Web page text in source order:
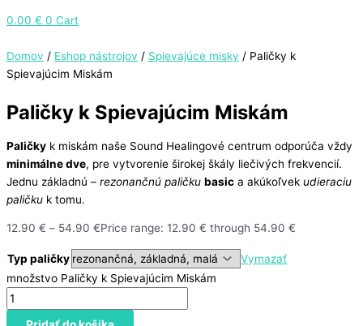
0.00 € 0 Cart
Domov / Eshop nástrojov / Spievajúce misky / Paličky k
Spievajúcim Miskám
Paličky k Spievajúcim Miskám
Paličky k miskám naše Sound Healingové centrum odporúča vždy
minimálne dve, pre vytvorenie širokej škály liečivých frekvencií.
Jednu základnú – rezonančnú paličku basic a akúkoľvek udieraciu
paličku k tomu.
12.90 € – 54.90 €Price range: 12.90 € through 54.90 €
Typ paličky
Vymazať
množstvo Paličky k Spievajúcim Miskám